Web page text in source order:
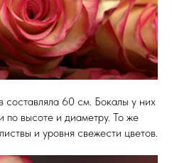
составляла 60 см. Бокалы у них
высоте и диаметру. То же
и уровня свежести цветов.